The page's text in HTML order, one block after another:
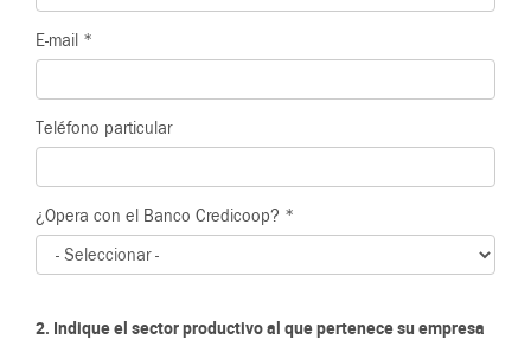
E-mail *
Teléfono particular
¿Opera con el Banco Credicoop? *
2. Indique el sector productivo al que pertenece su empresa